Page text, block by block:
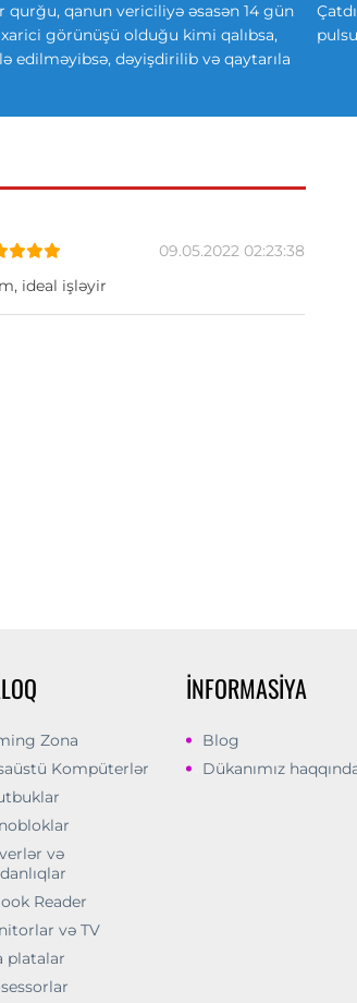
qurğu, qanun vericiliyə əsasən 14 gün
görünüşü olduğu kimi qalıbsa,
edilməyibsə, dəyişdirilib və qaytarıla
09.05.2022 02:23:38
ideal işləyir
Zona
Kompüterlər
və
Reader
və TV
platalar
İNFORMASIYA
Blog
Dükanımız